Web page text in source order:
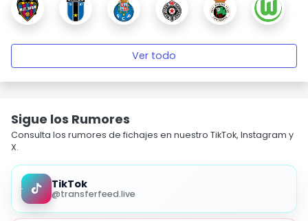
Ver todo
Sigue los Rumores
Consulta los rumores de fichajes en nuestro TikTok, Instagram y
X.
TikTok
@transferfeed.live